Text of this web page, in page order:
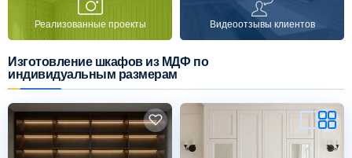
Рассрочка и кредит
Схема работы
Акции и скидки
Реализованные проекты Видеоотзывы клиентов
Изготовление шкафов из МДФ по
индивидуальным размерам